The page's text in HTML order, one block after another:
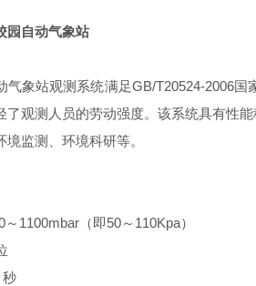
园自动气象站
气象站观测系统满足GB/T20524-2006国
了观测人员的劳动强度。该系统具有性
监测、环境科研等。
～1100mbar（即50～110Kpa）
秒